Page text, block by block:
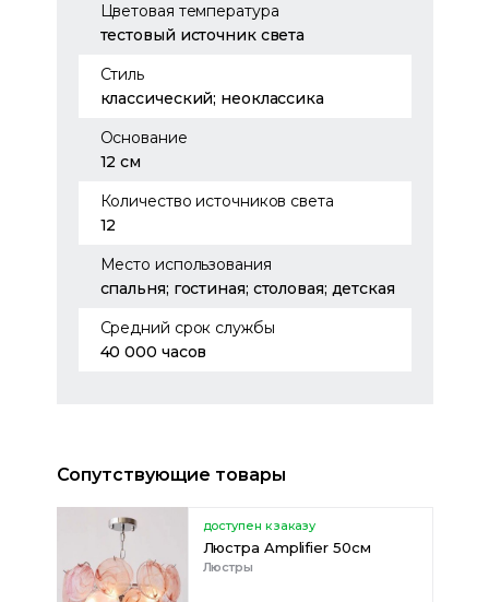
Цветовая температура
тестовый источник света
Стиль
классический; неоклассика
Основание
12 см
Количество источников света
12
Место использования
спальня; гостиная; столовая; детская
Средний срок службы
40 000 часов
Сопутствующие товары
доступен к заказу
Люстра Amplifier 50см
Люстры